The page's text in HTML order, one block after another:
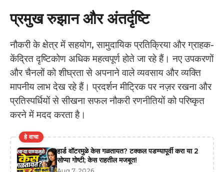
प्रमुख रुझान और अंतर्दृष्टि
नौकरी के क्षेत्र में सहयोग, सामुदायिक प्रतिक्रिया और ग्राहक-
केंद्रित दृष्टिकोण अधिक महत्वपूर्ण होते जा रहे हैं। नए उपकरणों
और चैनलों को शीघ्रता से अपनाने वाले व्यवसाय और व्यक्ति
मापनीय लाभ देख रहे हैं। प्रदर्शन मीट्रिक पर नज़र रखना और
प्रतिस्पर्धियों से सीखना सफल नौकरी रणनीतियों को परिष्कृत
करने में मदद करता है।
हे वाचा
हार्ड वॉटरमुळे केस गळतायत? टक्कल पडण्यापूर्वी करा या 2
सोप्या गोष्टी; केस राहतील मजबूत!